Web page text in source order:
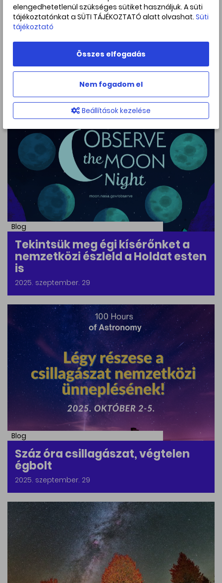
Blog
Élet az űrben – avagy elérkeztünk
a világűr világhetéhez
2025. október. 04
Blog
Tekintsük meg égi kísérőnket a
nemzetközi észleld a Holdat esten
is
2025. szeptember. 29
Blog
Száz óra csillagászat, végtelen
égbolt
2025. szeptember. 29
elengedhetetlenül szükséges sütiket használjuk. A süti
tájékoztatónkat a SÜTI TÁJÉKOZTATÓ alatt olvashat. Süti
tájékoztató
Összes elfogadás
Nem fogadom el
Beállítások kezelése